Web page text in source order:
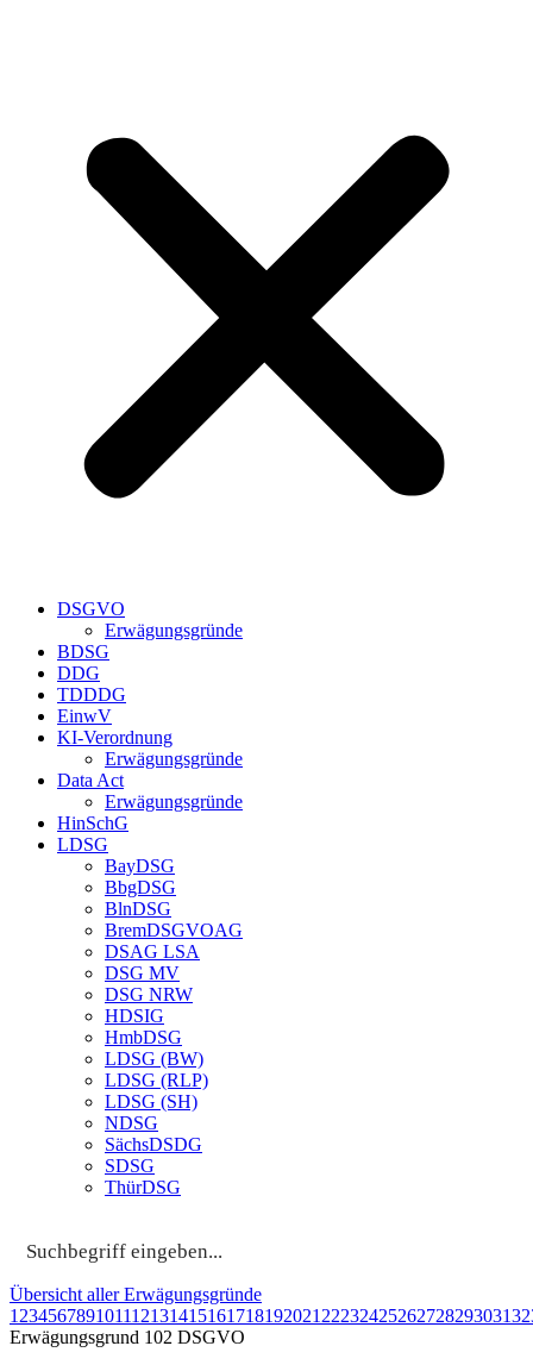
DSGVO
Erwägungsgründe
BDSG
DDG
TDDDG
EinwV
KI-Verordnung
Erwägungsgründe
Data Act
Erwägungsgründe
HinSchG
LDSG
BayDSG
BbgDSG
BlnDSG
BremDSGVOAG
DSAG LSA
DSG MV
DSG NRW
HDSIG
HmbDSG
LDSG (BW)
LDSG (RLP)
LDSG (SH)
NDSG
SächsDSDG
SDSG
ThürDSG
Übersicht aller Erwägungsgründe
1 23456789101112131415161718192021 2223242526272829303132
Erwägungsgrund 102 DSGVO